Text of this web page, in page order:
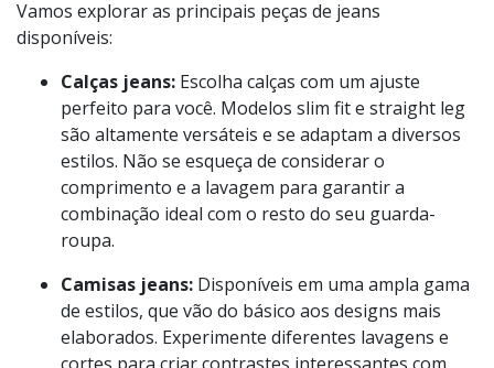
Vamos explorar as principais peças de jeans
disponíveis:
Calças jeans: Escolha calças com um ajuste
perfeito para você. Modelos slim fit e straight leg
são altamente versáteis e se adaptam a diversos
estilos. Não se esqueça de considerar o
comprimento e a lavagem para garantir a
combinação ideal com o resto do seu guarda-
roupa.